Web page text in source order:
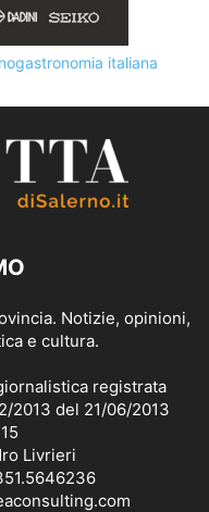
Notizie, opinioni,
e cultura.
registrata
2013 del 21/06/2013
Livrieri